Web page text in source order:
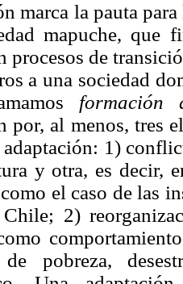
marca la pauta
mapuche, que
procesos de
a una sociedad
formación
por, al menos, tres
adaptación: 1)
y otra, es decir,
el caso de las
2)
de pobreza,